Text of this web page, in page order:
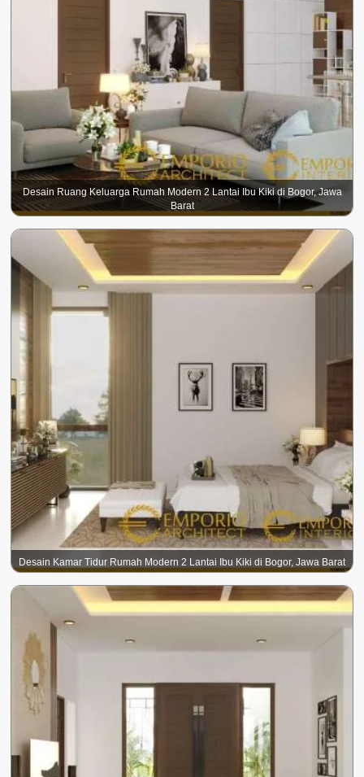
Desain Ruang Keluarga Rumah Modern 2 Lantai Ibu Kiki di Bogor, Jawa
Barat
Desain Kamar Tidur Rumah Modern 2 Lantai Ibu Kiki di Bogor, Jawa Barat